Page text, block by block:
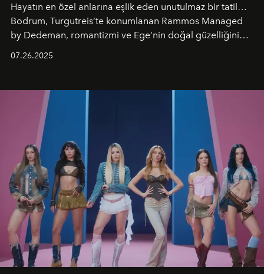
Hayatın en özel anlarına eşlik eden unutulmaz bir tatil…
Bodrum, Turgutreis’te konumlanan Rammos Managed
by Dedeman, romantizmi ve Ege’nin doğal güzelliğini
07.26.2025